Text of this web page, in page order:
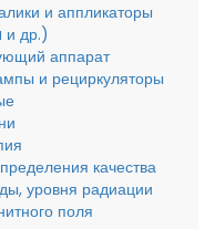
и аппликаторы
и др.)
аппарат
и рециркуляторы
качества
уровня радиации
поля